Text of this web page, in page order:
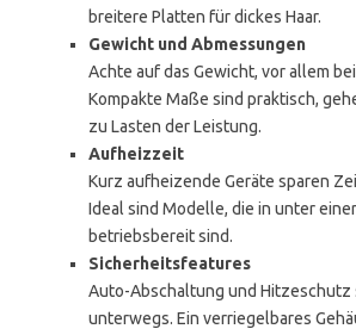
breitere Platten für dickes Haar.
Gewicht und Abmessungen
Achte auf das Gewicht, vor allem
Kompakte Maße sind praktisch,
zu Lasten der Leistung.
Aufheizzeit
Kurz aufheizende Geräte sparen
Ideal sind Modelle, die in unter
betriebsbereit sind.
Sicherheitsfeatures
Auto-Abschaltung und Hitzeschutz
unterwegs. Ein verriegelbares